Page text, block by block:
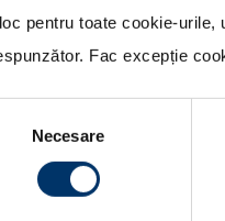
pentru toate cookie-urile,
Fac excepție
Necesare